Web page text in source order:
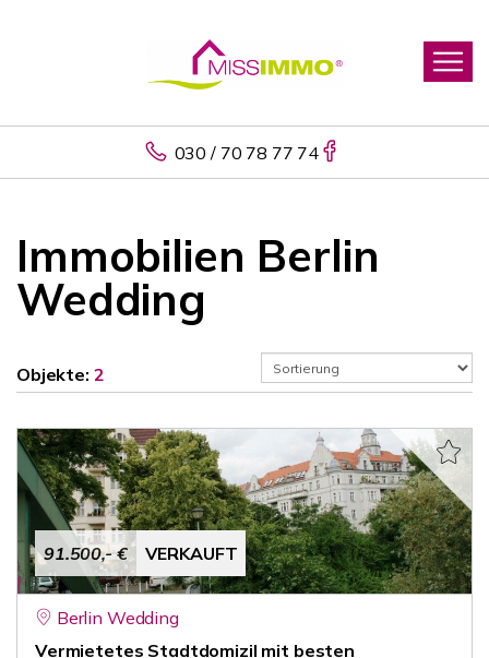
030 / 70 78 77 74
Immobilien Berlin
Wedding
Objekte: 2
91.500,- € VERKAUFT
Berlin Wedding
Vermietetes Stadtdomizil mit besten